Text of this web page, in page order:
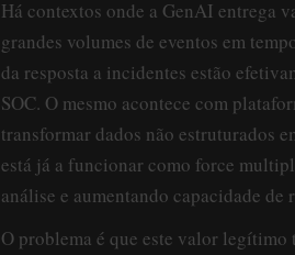
Há contextos onde a GenAI entrega
grandes volumes de eventos em
da resposta a incidentes estão
SOC. O mesmo acontece com
transformar dados não estruturados
está já a funcionar como force
análise e aumentando capacidade de
O problema é que este valor